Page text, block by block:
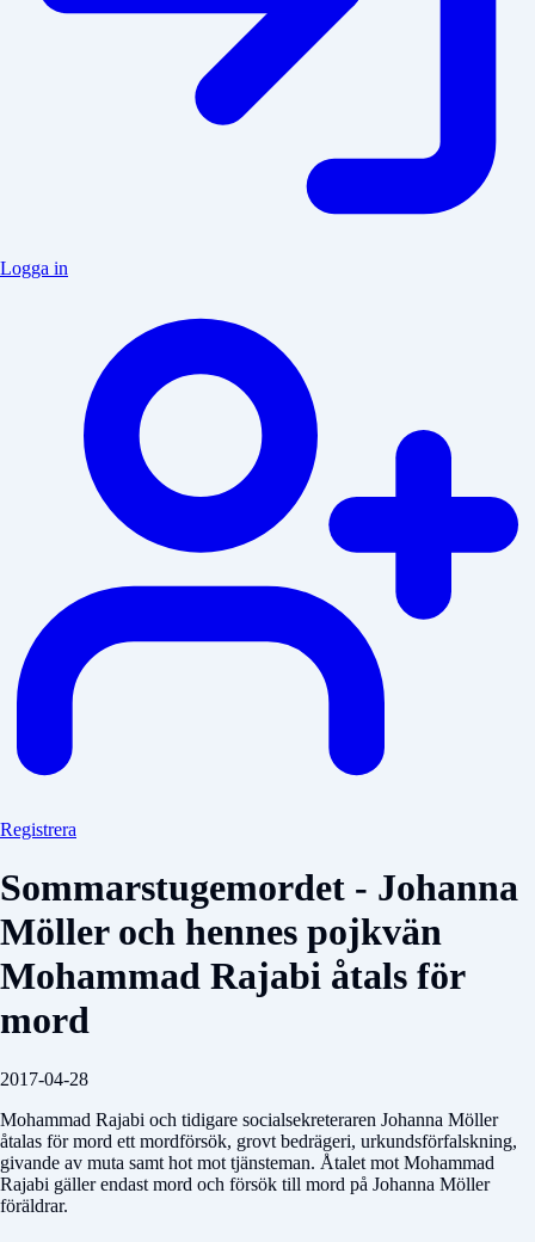
Logga in
Registrera
Sommarstugemordet - Johanna
Möller och hennes pojkvän
Mohammad Rajabi åtals för
mord
2017-04-28
Mohammad Rajabi och tidigare socialsekreteraren Johanna Möller
åtalas för mord ett mordförsök, grovt bedrägeri, urkundsförfalskning,
givande av muta samt hot mot tjänsteman. Åtalet mot Mohammad
Rajabi gäller endast mord och försök till mord på Johanna Möller
föräldrar.